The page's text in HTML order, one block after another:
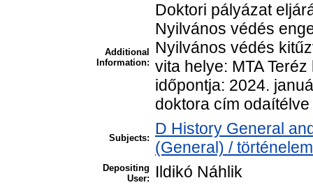
Additional
Information:
Doktori pályázat
Nyilvános védés
Nyilvános védés
vita helye: MTA
időpontja: 2024.
doktora cím
Subjects:
D History General
(General) /
Depositing
User:
Ildikó Náhlik